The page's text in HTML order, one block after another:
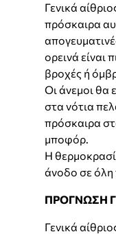
Γενικά
πρόσκαιρα
ορεινά είναι
βροχές ή
Οι άνεμοι θα
στα νότια
πρόσκαιρα
μποφόρ.
Η
άνοδο σε όλη
ΠΡΟΓΝΩΣΗ
Γενικά